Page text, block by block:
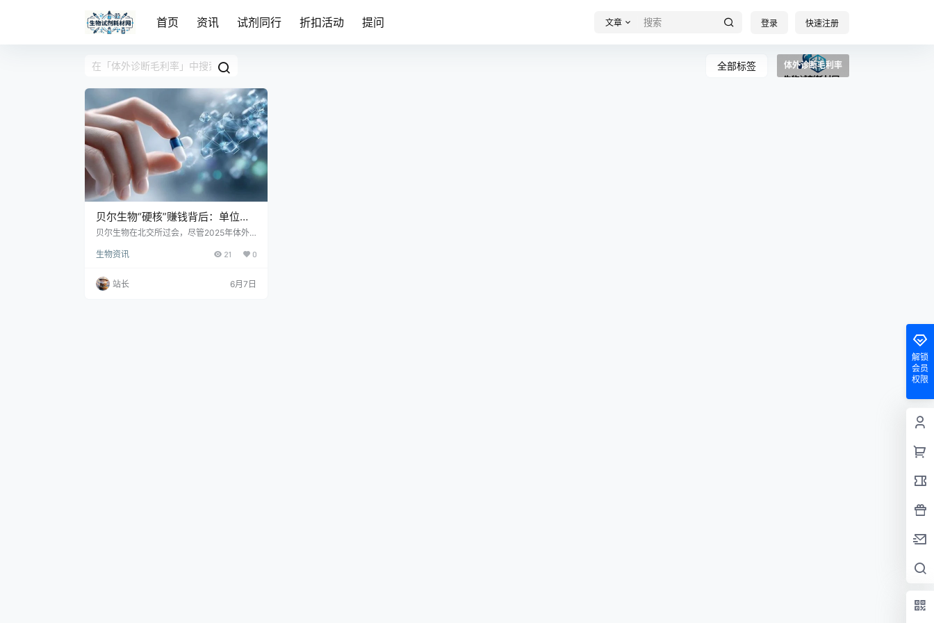
首页 资讯 试剂同行 折扣活动 提问 文章 登录 快速注册
全部标签 体外诊断毛利率
贝尔生物“硬核”赚钱背后：单位成
本缩减超17%，经销商库存骤增|读
贝尔生物在北交所过会，尽管2025年体外
现金流充沛，主要得益于自产关键原料使单
金额与占比从1.78%骤升至4.76%，公司解
释为预防流感断货及大客户战略所致。监管
生物资讯 21 0
站长 6月7日
解锁
会员
权限